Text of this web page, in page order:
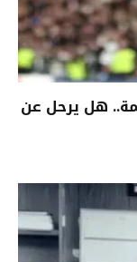
هل يرحل عن